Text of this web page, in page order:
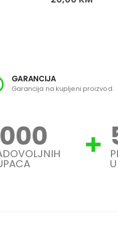
GARANCIJA
Garancija na kupljeni proizvod.